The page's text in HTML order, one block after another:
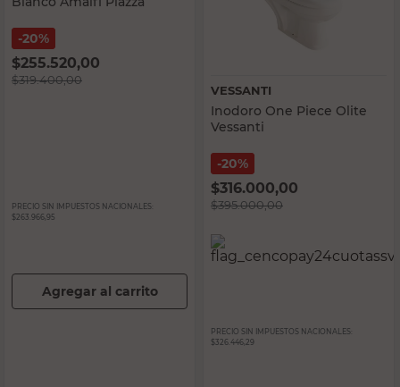
20%
$255.520,00
$319.400,00
PRECIO SIN IMPUESTOS NACIONALES:
$263.966,95
Agregar al carrito
VESSANTI
Inodoro One Piece Olite
Vessanti
20%
$316.000,00
$395.000,00
PRECIO SIN IMPUESTOS NACIONALES:
$326.446,29
vanitory